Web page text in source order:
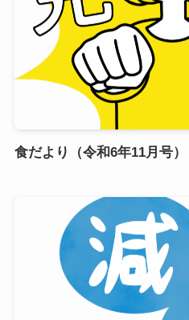
食だより（令和6年11月号